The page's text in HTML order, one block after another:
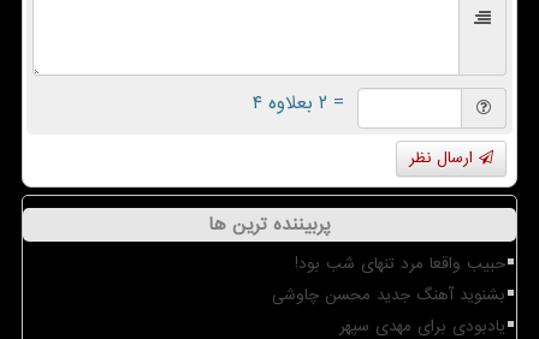
= ۲ بعلاوه ۴
ارسال نظر
پربیننده ترین ها
حبیب واقعا مرد تنهای شب بود!
بشنوید آهنگ جدید محسن چاوشی
یادبودی برای مهدی سپهر